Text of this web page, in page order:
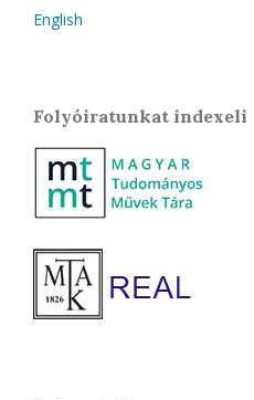
English
Folyóiratunkat indexeli